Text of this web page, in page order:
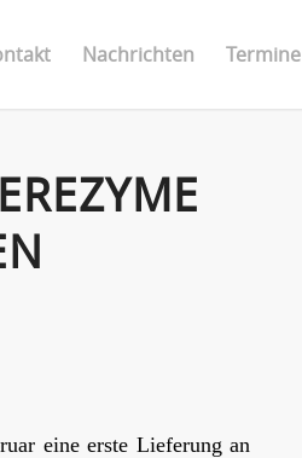
Nachrichten Termine
eine erste Lieferung an